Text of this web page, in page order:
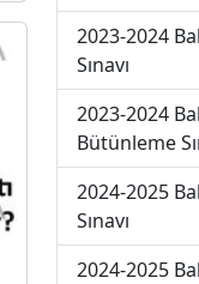
2023-2024
Sınavı
2023-2024
Bütünleme
2024-2025
Sınavı
2024-2025